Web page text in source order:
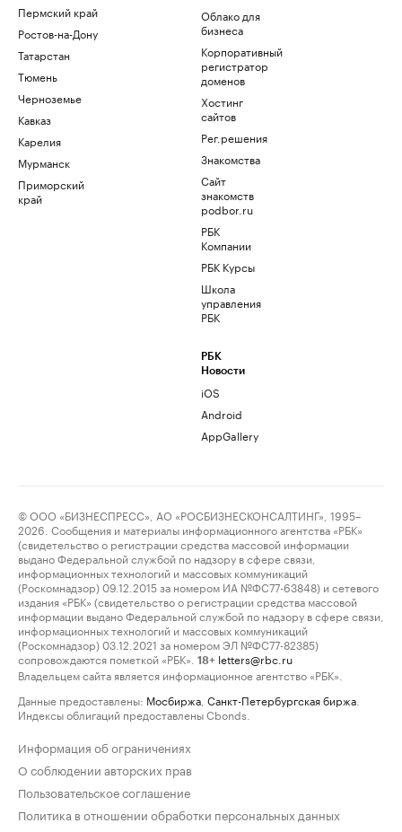
Пермский край
Ростов-на-Дону
Татарстан
Тюмень
Черноземье
Кавказ
Карелия
Мурманск
Приморский
край
Облако для
бизнеса
Корпоративный
регистратор
доменов
Хостинг
сайтов
Рег.решения
Знакомства
Сайт
знакомств
podbor.ru
РБК
Компании
РБК Курсы
Школа
управления
РБК
РБК
Новости
iOS
Android
AppGallery
© ООО «БИЗНЕСПРЕСС», АО «РОСБИЗНЕСКОНСАЛТИНГ», 1995–
2026. Сообщения и материалы информационного агентства «РБК»
(свидетельство о регистрации средства массовой информации
выдано Федеральной службой по надзору в сфере связи,
информационных технологий и массовых коммуникаций
(Роскомнадзор) 09.12.2015 за номером ИА №ФС77-63848) и сетевого
издания «РБК» (свидетельство о регистрации средства массовой
информации выдано Федеральной службой по надзору в сфере связи,
информационных технологий и массовых коммуникаций
(Роскомнадзор) 03.12.2021 за номером ЭЛ №ФС77-82385)
сопровождаются пометкой «РБК».
18+ letters@rbc.ru
Владельцем сайта является информационное агентство «РБК».
Данные предоставлены: Мосбиржа Санкт-Петербургская биржа
Индексы облигаций предоставлены Cbonds.
Информация об ограничениях
О соблюдении авторских прав
Пользовательское соглашение
Политика в отношении обработки персональных данных